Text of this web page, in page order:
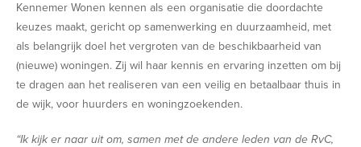
Kennemer Wonen kennen als een organisatie die doordachte
keuzes maakt, gericht op samenwerking en duurzaamheid, met
als belangrijk doel het vergroten van de beschikbaarheid van
(nieuwe) woningen. Zij wil haar kennis en ervaring inzetten om bij
te dragen aan het realiseren van een veilig en betaalbaar thuis in
de wijk, voor huurders en woningzoekenden.
“Ik kijk er naar uit om, samen met de andere leden van de RvC,